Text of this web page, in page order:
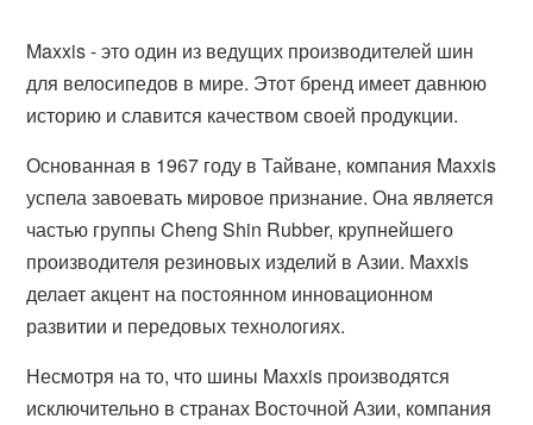
Maxxis - это один из ведущих производителей шин
для велосипедов в мире. Этот бренд имеет давнюю
историю и славится качеством своей продукции.
Основанная в 1967 году в Тайване, компания Maxxis
успела завоевать мировое признание. Она является
частью группы Cheng Shin Rubber, крупнейшего
производителя резиновых изделий в Азии. Maxxis
делает акцент на постоянном инновационном
развитии и передовых технологиях.
Несмотря на то, что шины Maxxis производятся
исключительно в странах Восточной Азии, компания